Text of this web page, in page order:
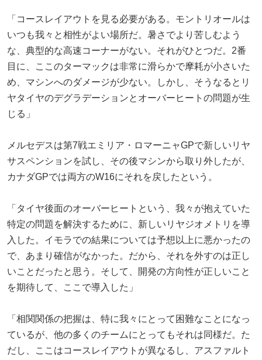
「コースレイアウトを見る必要がある。モントリオールは
いつも我々と相性がよい場所だ。暑さでより苦しむよう
な、典型的な高速コーナーがない。それがひとつだ。2番
目に、ここのターマックは非常に滑らかで摩耗が小さいた
め、マシンへのダメージが少ない。しかし、そうなるとリ
ヤタイヤのデグラデーションとオーバーヒートの問題が生
じる」
メルセデスは第7戦エミリア・ロマーニャGPで新しいリヤ
サスペンションを試し、その後マシンから取り外したが、
カナダGPでは両方のW16にそれを戻したという。
「タイヤ後面のオーバーヒートという、我々が抱えていた
特定の問題を解決するために、新しいリヤジオメトリを導
入した。イモラでの結果については予想以上に悪かったの
で、あまり確信がなかった。だから、それを外すのは正し
いことだったと思う。そして、開発の方向性が正しいこと
を期待して、ここで導入した」
「相関関係の把握は、特に我々にとって困難なことになっ
ているが、他の多くのチームにとってもそれは同様だ。た
だし、ここはコースレイアウトが異なるし、アスファルト